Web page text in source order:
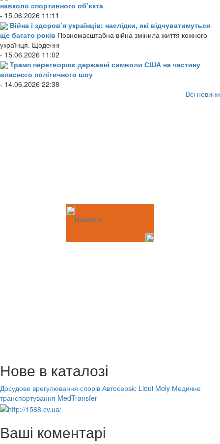
навколо спортивного об’єкта
- 15.06.2026 11:11
Війна і здоров’я українців: наслідки, які відчуватимуться
ще багато років Повномасштабна війна змінила життя кожного
українця. Щоденні
- 15.06.2026 11:02
Трамп перетворює державні символи США на частину
власного політичного шоу
- 14.06.2026 22:38
Всі новини
Новости
Нове в каталозі
Досудове врегулювання спорів Автосервіс Liqui Moly Медичне
транспортування MedTransfer
Ваші коментарі